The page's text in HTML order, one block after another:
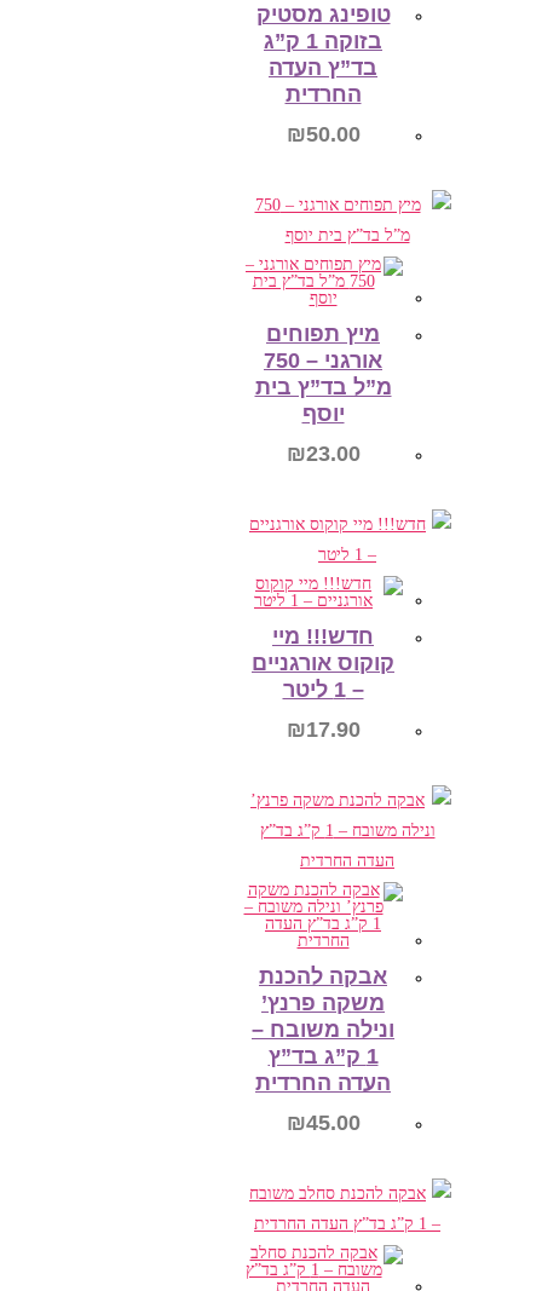
טופינג מסטיק
בזוקה 1 ק”ג
בד”ץ העדה
החרדית
₪50.00
הוספה לסל
מיץ תפוחים
אורגני – 750
מ”ל בד”ץ בית
יוסף
₪23.00
הוספה לסל
חדש!!! מיי
קוקוס אורגניים
– 1 ליטר
₪17.90
הוספה לסל
אבקה להכנת
משקה פרנץ’
ונילה משובח –
1 ק”ג בד”ץ
העדה החרדית
₪45.00
הוספה לסל